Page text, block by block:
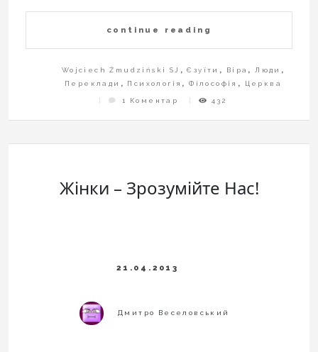
continue reading
Wojciech Żmudziński SJ ,Єзуїти , Віра ,Люди ,
Переклади , Психологія ,Філософія , Церква
1 Коментар
Не
Церкви.
432
Жінки – Зрозумійте Нас!